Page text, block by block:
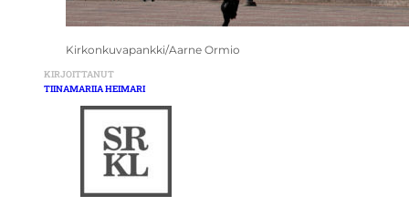
Kirkonkuvapankki/Aarne Ormio
KIRJOITTANUT
TIINAMARIIA HEIMARI